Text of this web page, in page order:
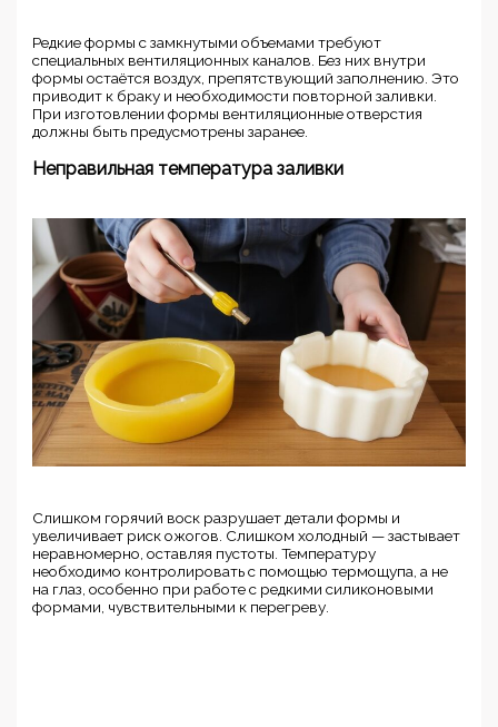
Редкие формы с замкнутыми объемами требуют
специальных вентиляционных каналов. Без них внутри
формы остаётся воздух, препятствующий заполнению. Это
приводит к браку и необходимости повторной заливки.
При изготовлении формы вентиляционные отверстия
должны быть предусмотрены заранее.
Неправильная температура заливки
Слишком горячий воск разрушает детали формы и
увеличивает риск ожогов. Слишком холодный — застывает
неравномерно, оставляя пустоты. Температуру
необходимо контролировать с помощью термощупа, а не
на глаз, особенно при работе с редкими силиконовыми
формами, чувствительными к перегреву.